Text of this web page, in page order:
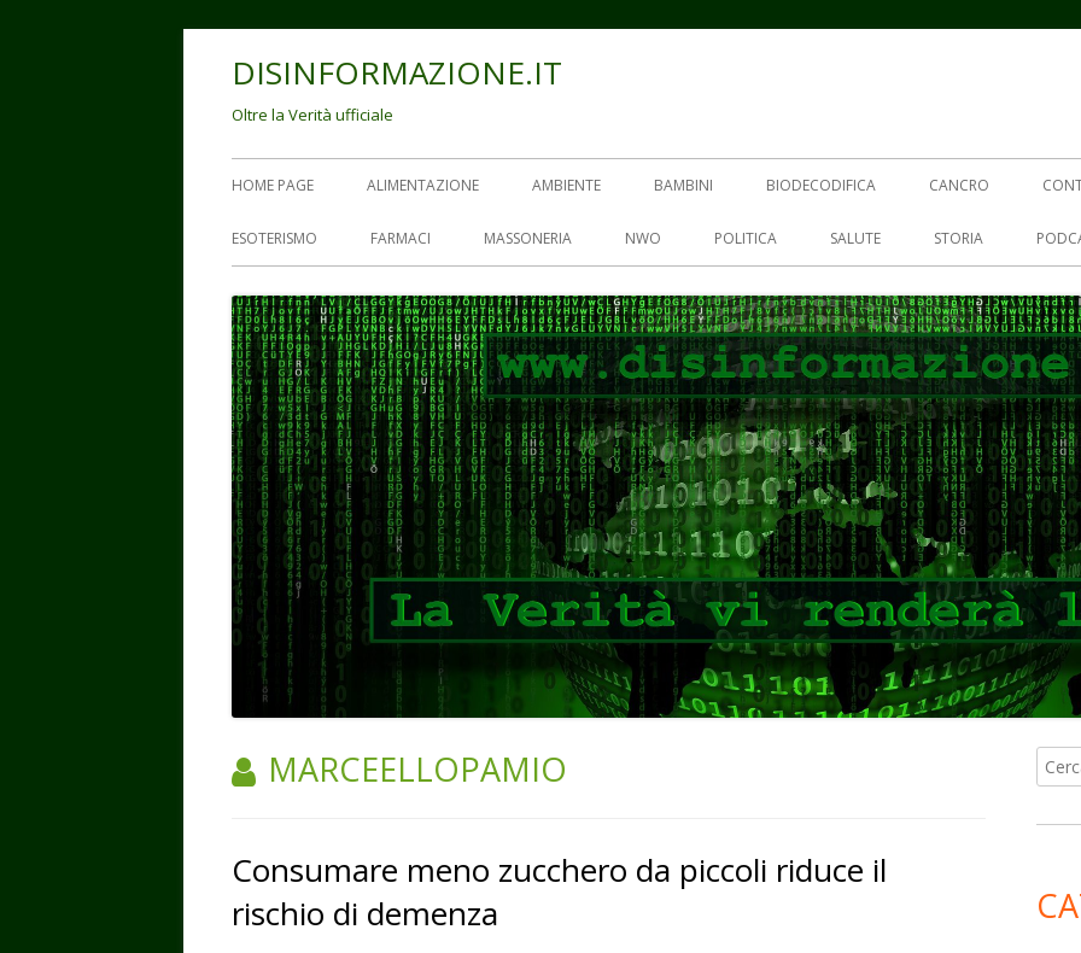
DISINFORMAZIONE.IT
Oltre la Verità ufficiale
Menu
principale
HOME PAGE ALIMENTAZIONE AMBIENTE BAMBINI BIODECODIFICA CANCRO
ESOTERISMO FARMACI MASSONERIA NWO POLITICA SALUTE STORIA
AUTORE:
MARCEELLOPAMIO
Consumare meno zucchero da piccoli riduce il
rischio di demenza
per: